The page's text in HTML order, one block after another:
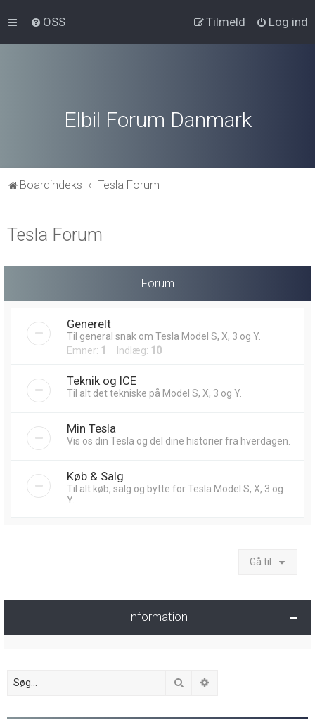
OSS Log ind
Tilmeld
Elbil Forum Danmark
Boardindeks Tesla Forum
Tesla Forum
Forum
Generelt
Til general snak om Tesla Model S, X, 3 og Y.
Emner: 1 Indlæg: 10
Teknik og ICE
Til alt det tekniske på Model S, X, 3 og Y.
Min Tesla
Vis os din Tesla og del dine historier fra hverdagen.
Køb & Salg
Til alt køb, salg og bytte for Tesla Model S, X, 3 og
Y.
Gå til
Information
Søg